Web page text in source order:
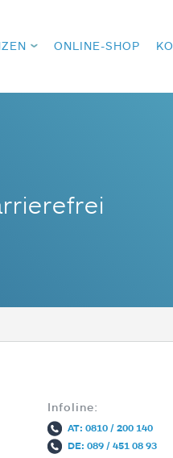
ONLINE-SHOP
Infoline:
AT: 0810 / 200 140
DE: 089 / 451 08 93